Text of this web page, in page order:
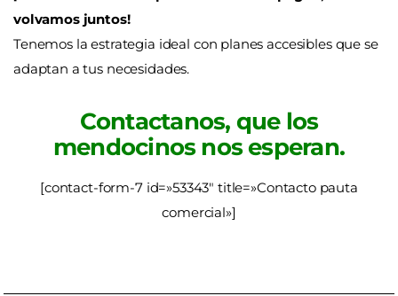
volvamos juntos!
Tenemos la estrategia ideal con planes accesibles que se
adaptan a tus necesidades.
Contactanos, que los
mendocinos nos esperan.
[contact-form-7 id=»53343″ title=»Contacto pauta
comercial»]